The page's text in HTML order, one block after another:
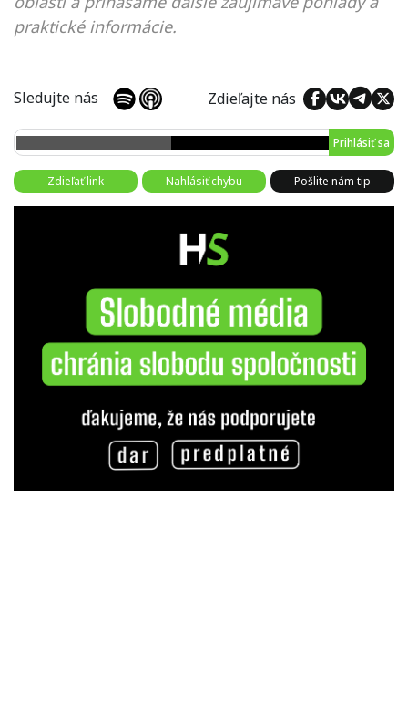
praktické informácie.
Sledujte nás Zdieľajte nás
Prihlásiť sa
Zdieľať link Nahlásiť chybu Pošlite nám tip